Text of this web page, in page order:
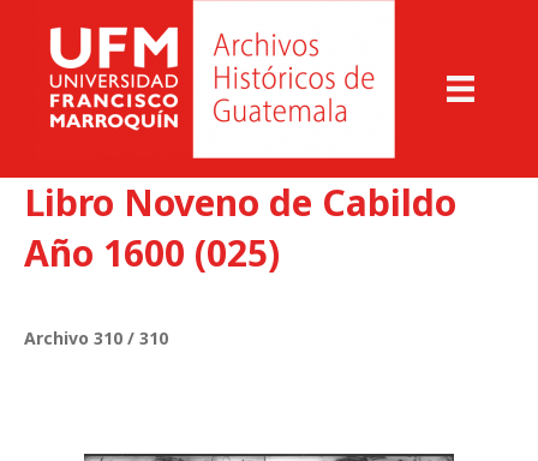
Libro Noveno de Cabildo
Año 1600 (025)
Archivo 310 / 310